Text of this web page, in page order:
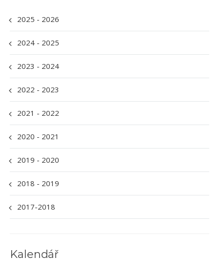
2025 - 2026
2024 - 2025
2023 - 2024
2022 - 2023
2021 - 2022
2020 - 2021
2019 - 2020
2018 - 2019
2017-2018
Kalendář